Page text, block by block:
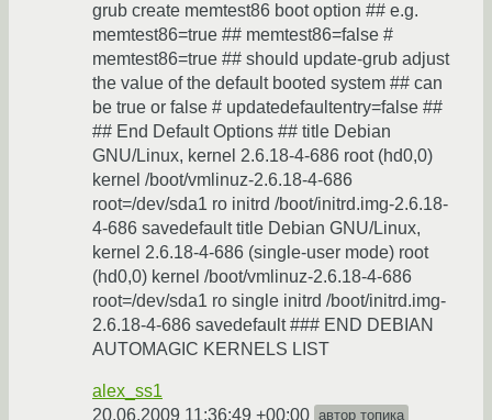
grub create memtest86 boot option ## e.g.
memtest86=true ## memtest86=false #
memtest86=true ## should update-grub adjust
the value of the default booted system ## can
be true or false # updatedefaultentry=false ##
## End Default Options ## title Debian
GNU/Linux, kernel 2.6.18-4-686 root (hd0,0)
kernel /boot/vmlinuz-2.6.18-4-686
root=/dev/sda1 ro initrd /boot/initrd.img-2.6.18-
4-686 savedefault title Debian GNU/Linux,
kernel 2.6.18-4-686 (single-user mode) root
(hd0,0) kernel /boot/vmlinuz-2.6.18-4-686
root=/dev/sda1 ro single initrd /boot/initrd.img-
2.6.18-4-686 savedefault ### END DEBIAN
AUTOMAGIC KERNELS LIST
alex_ss1
20.06.2009 11:36:49 +00:00 автор топика